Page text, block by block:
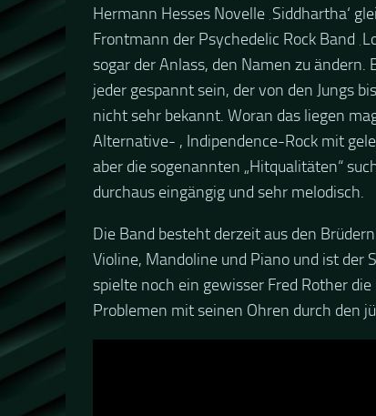
Hermann Hesses Novelle ‚Siddhartha‘
Frontmann der Psychedelic Rock Band
sogar der Anlass, den Namen zu
jeder gespannt sein, der von den Jungs
nicht sehr bekannt. Woran das liegen
Alternative- , Indipendence-Rock mit
aber die sogenannten „Hitqualitäten“
durchaus eingängig und sehr melodisch.
Die Band besteht derzeit aus den
Violine, Mandoline und Piano und ist der
spielte noch ein gewisser Fred Rother
Problemen mit seinen Ohren durch den